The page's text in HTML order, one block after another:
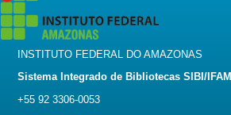
INSTITUTO FEDERAL DO AMAZONAS
Sistema Integrado de Bibliotecas SIBI/IFAM
+55 92 3306-0053